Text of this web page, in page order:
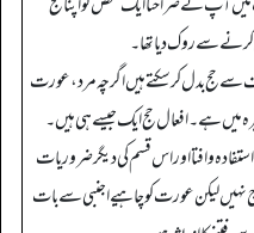
سے روک دیا تھا۔
حج بدل کر سکتے ہیں اگرچہ مرد، عورت
میں ہے۔ افعال حج ایک جیسے ہی ہیں۔
وافتا اور اس قسم کی دیگر ضروریات
نہیں لیکن عورت کو چاہیے اجنبی سے بات